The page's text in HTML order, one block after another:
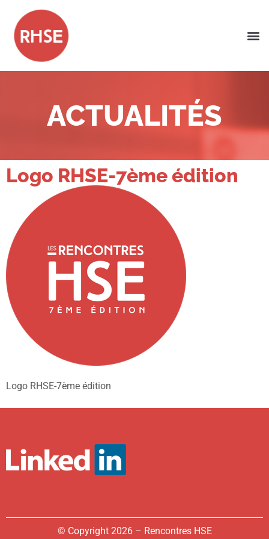
ACTUALITÉS
Logo RHSE-7ème édition
Logo RHSE-7ème édition
© Copyright 2026 – Rencontres HSE